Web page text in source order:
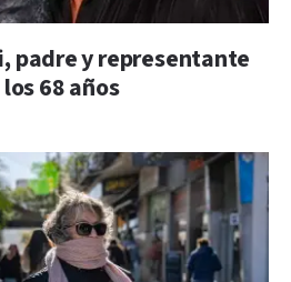
padre y representante
68 años